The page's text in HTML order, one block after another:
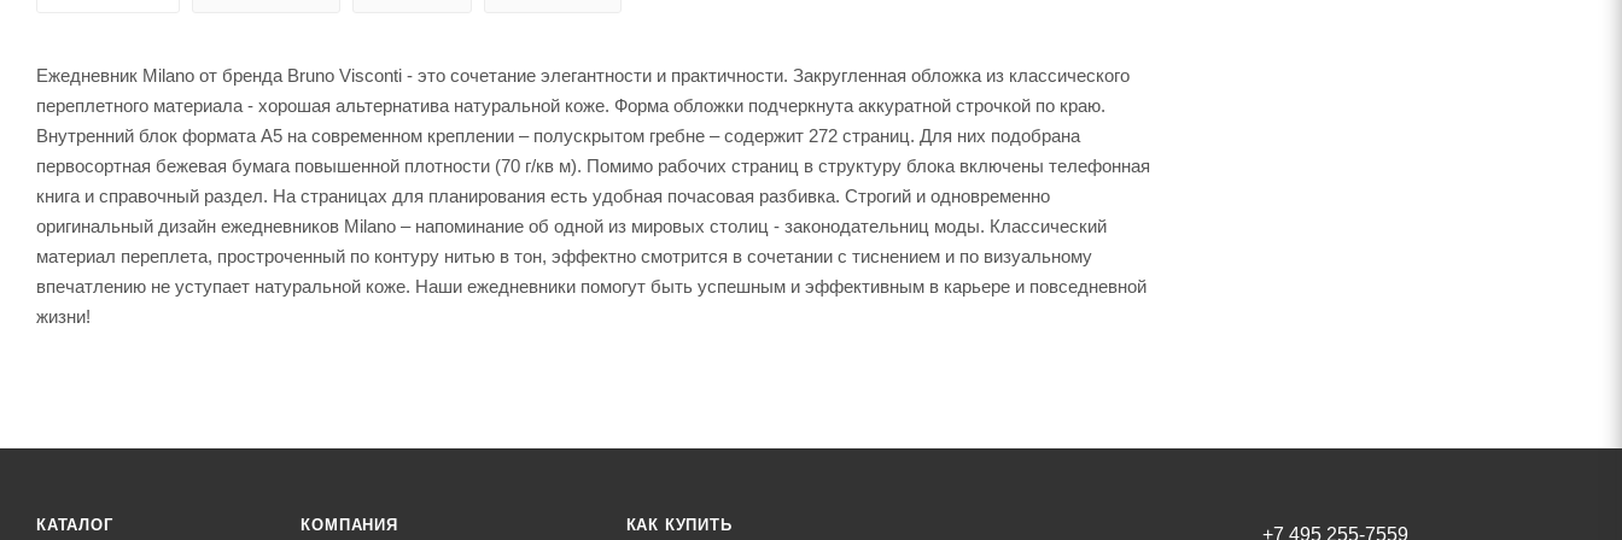
Ежедневник Milano от бренда Bruno Visconti - это сочетание элегантности и практичности. Закругленная обложка из классического
переплетного материала - хорошая альтернатива натуральной коже. Форма обложки подчеркнута аккуратной строчкой по краю.
Внутренний блок формата А5 на современном креплении – полускрытом гребне – содержит 272 страниц. Для них подобрана
первосортная бежевая бумага повышенной плотности (70 г/кв м). Помимо рабочих страниц в структуру блока включены телефонная
книга и справочный раздел. На страницах для планирования есть удобная почасовая разбивка. Строгий и одновременно
оригинальный дизайн ежедневников Milano – напоминание об одной из мировых столиц - законодательниц моды. Классический
материал переплета, простроченный по контуру нитью в тон, эффектно смотрится в сочетании с тиснением и по визуальному
впечатлению не уступает натуральной коже. Наши ежедневники помогут быть успешным и эффективным в карьере и повседневной
жизни!
КАТАЛОГ КОМПАНИЯ КАК КУПИТЬ +7 495 255-7559